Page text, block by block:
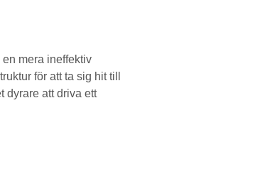
mera ineffektiv
för att ta sig hit till
dyrare att driva ett